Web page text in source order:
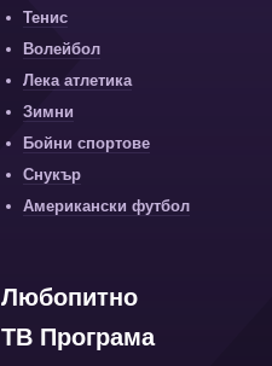
Тенис
Волейбол
Лека атлетика
Зимни
Бойни спортове
Снукър
Американски футбол
Любопитно
ТВ Програма